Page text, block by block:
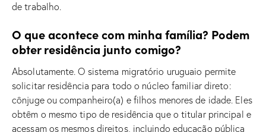
de trabalho.
O que acontece com minha família? Podem
obter residência junto comigo?
Absolutamente. O sistema migratório uruguaio permite
solicitar residência para todo o núcleo familiar direto:
cônjuge ou companheiro(a) e filhos menores de idade. Eles
obtêm o mesmo tipo de residência que o titular principal e
acessam os mesmos direitos, incluindo educação pública